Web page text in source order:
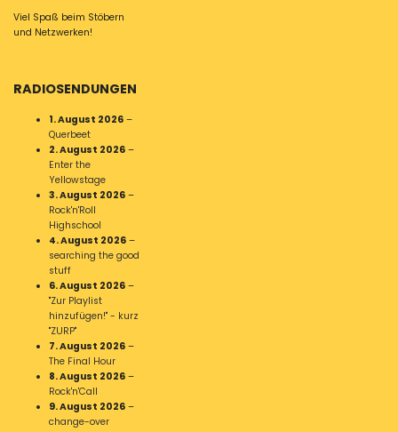
Viel Spaß beim Stöbern
und Netzwerken!
RADIOSENDUNGEN
1. August 2026 –
Querbeet
2. August 2026 –
Enter the
Yellowstage
3. August 2026 –
Rock'n'Roll
Highschool
4. August 2026 –
searching the good
stuff
6. August 2026 –
"Zur Playlist
hinzufügen!" - kurz
"ZURP"
7. August 2026 –
The Final Hour
8. August 2026 –
Rock'n'Call
9. August 2026 –
change-over